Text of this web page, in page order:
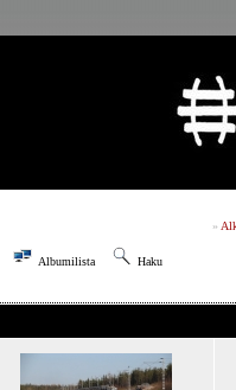
»
Albumilista Haku